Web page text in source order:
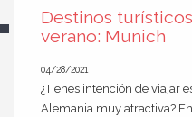
Destinos
verano: Munich
04/28/2021
¿Tienes intención de viajar
Alemania muy atractiva?